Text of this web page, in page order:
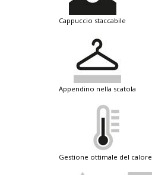
cappuccio staccabile
appendino nella scatola
gestione ottimale del calore